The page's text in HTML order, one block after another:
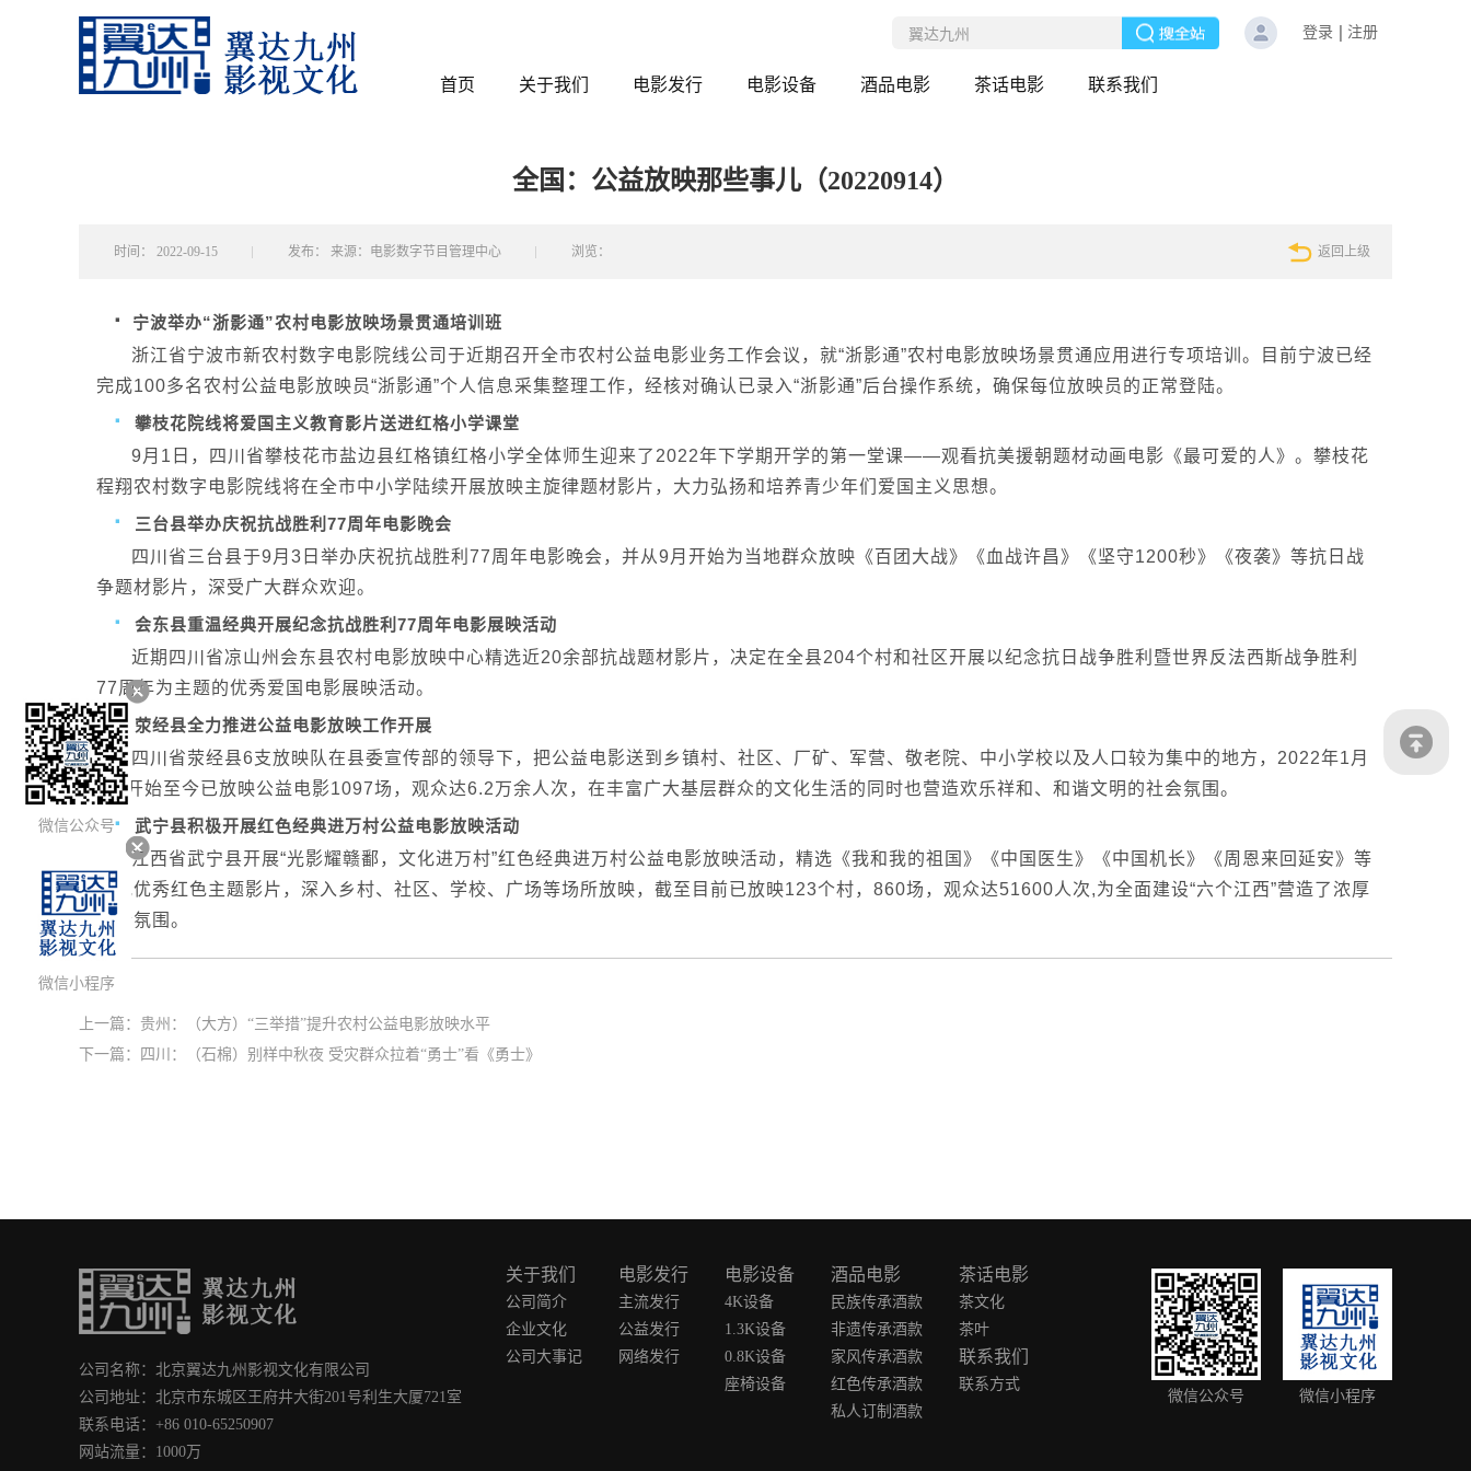
登录 注册
首页 关于我们 电影发行 电影设备 酒品电影 茶话电影 联系我们
全国：公益放映那些事儿（20220914）
时间： 2022-09-15 发布： 来源：电影数字节目管理中心 浏览： 返回上级
·
宁波举办“浙影通”农村电影放映场景贯通培训班
浙江省宁波市新农村数字电影院线公司于近期召开全市农村公益电影业务工作会议，就“浙影通”农村电影放映场景贯通应用进行专项培训。目前宁波已经
完成100多名农村公益电影放映员“浙影通”个人信息采集整理工作，经核对确认已录入“浙影通”后台操作系统，确保每位放映员的正常登陆。
·
攀枝花院线将爱国主义教育影片送进红格小学课堂
9 月1日，四川省攀枝花市盐边县红格镇红格小学全体师生迎来了2022年下学期开学的第一堂课——观看抗美援朝题材动画电影《最可爱的人》。攀枝花
程翔农村数字电影院线将在全市中小学陆续开展放映主旋律题材影片，大力弘扬和培养青少年们爱国主义思想。
·
三台县举办庆祝抗战胜利77周年电影晚会
四川省三台县于9月3日举办庆祝抗战胜利77周年电影晚会，并从9月开始为当地群众放映《百团大战》《血战许昌》《坚守1200秒》《夜袭》等抗日战
争题材影片，深受广大群众欢迎。
·
会东县重温经典开展纪念抗战胜利77周年电影展映活动
近期四川省凉山州会东县农村电影放映中心精选近20余部抗战题材影片，决定在全县204个村和社区开展以纪念抗日战争胜利暨世界反法西斯战争胜利
77周年为主题的优秀爱国电影展映活动。
· 荥经县全力推进公益电影放映工作开展
四川省荥经县6支放映队在县委宣传部的领导下，把公益电影送到乡镇村、社区、厂矿、军营、敬老院、中小学校以及人口较为集中的地方，2022年1月
1日开始至今已放映公益电影1097场，观众达6.2万余人次，在丰富广大基层群众的文化生活的同时也营造欢乐祥和、和谐文明的社会氛围。
·
武宁县积极开展红色经典进万村公益电影放映活动
江西省武宁县开展“光影耀赣鄱，文化进万村”红色经典进万村公益电影放映活动，精选《我和我的祖国》《中国医生》《中国机长》《周恩来回延安》等
一批优秀红色主题影片，深入乡村、社区、学校、广场等场所放映，截至目前已放映123个村，860场，观众达51600人次,为全面建设“六个江西”营造了浓厚
社会氛围。
上一篇： 贵州：（大方）“三举措”提升农村公益电影放映水平
下一篇：
四川：（石棉）别样中秋夜 受灾群众拉着“勇士”看《勇士》
微信公众号
微信小程序
公司名称：北京翼达九州影视文化有限公司
公司地址：北京市东城区王府井大街201号利生大厦721室
联系电话：+86 010-65250907
网站流量：1000万
关于我们
公司简介
企业文化
公司大事记
电影发行
主流发行
公益发行
网络发行
电影设备
4K设备
1.3K设备
0.8K设备
座椅设备
酒品电影
民族传承酒款
非遗传承酒款
家风传承酒款
红色传承酒款
私人订制酒款
茶话电影
茶文化
茶叶
联系我们
联系方式
微信公众号 微信小程序